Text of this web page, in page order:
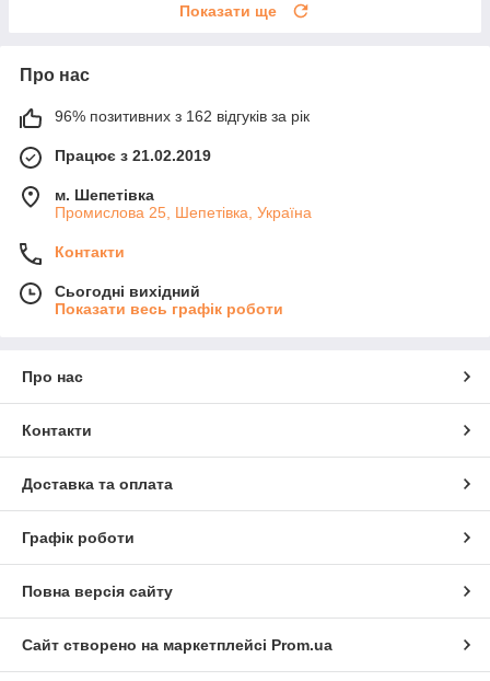
Показати ще
Про нас
96% позитивних з 162 відгуків за рік
Працює з 21.02.2019
м. Шепетівка
Промислова 25, Шепетівка, Україна
Контакти
Сьогодні вихідний
Показати весь графік роботи
Про нас
Контакти
Доставка та оплата
Графік роботи
Повна версія сайту
Сайт створено на маркетплейсі Prom.ua